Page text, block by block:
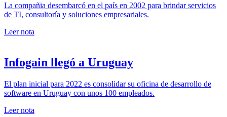
La compañia desembarcó en el país en 2002 para brindar servicios
de TI, consultoría y soluciones empresariales.
Leer nota
Infogain llegó a Uruguay
El plan inicial para 2022 es consolidar su oficina de desarrollo de
software en Uruguay con unos 100 empleados.
Leer nota